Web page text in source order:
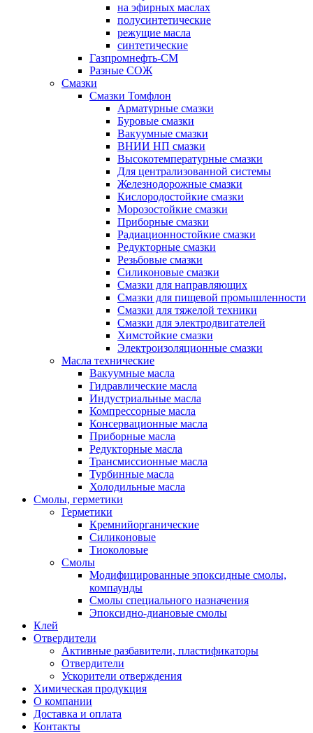
на эфирных маслах
полусинтетические
режущие масла
синтетические
Газпромнефть-СМ
Разные СОЖ
Смазки
Смазки Томфлон
Арматурные смазки
Буровые смазки
Вакуумные смазки
ВНИИ НП смазки
Высокотемпературные смазки
Для централизованной системы
Железнодорожные смазки
Кислородостойкие смазки
Морозостойкие смазки
Приборные смазки
Радиационностойкие смазки
Редукторные смазки
Резьбовые смазки
Силиконовые смазки
Смазки для направляющих
Смазки для пищевой промышленности
Смазки для тяжелой техники
Смазки для электродвигателей
Химстойкие смазки
Электроизоляционные смазки
Масла технические
Вакуумные масла
Гидравлические масла
Индустриальные масла
Компрессорные масла
Консервационные масла
Приборные масла
Редукторные масла
Трансмиссионные масла
Турбинные масла
Холодильные масла
Смолы, герметики
Герметики
Кремнийорганические
Силиконовые
Тиоколовые
Смолы
Модифицированные эпоксидные смолы,
компаунды
Смолы специального назначения
Эпоксидно-диановые смолы
Клей
Отвердители
Активные разбавители, пластификаторы
Отвердители
Ускорители отверждения
Химическая продукция
О компании
Доставка и оплата
Контакты